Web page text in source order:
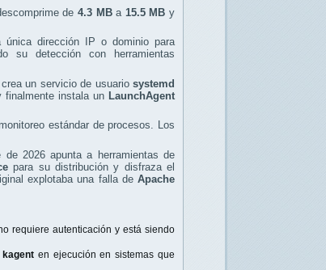
de 4.3 MBa 15.5 MB y
única dirección IP o dominio para
su detección con herramientas
un servicio de usuario systemd
finalmente instala un LaunchAgent
estándar de procesos. Los
2026 apunta a herramientas de
para su distribución y disfraza el
explotaba una falla deApache
requiere autenticación y está siendo
kagenten ejecución en sistemas que